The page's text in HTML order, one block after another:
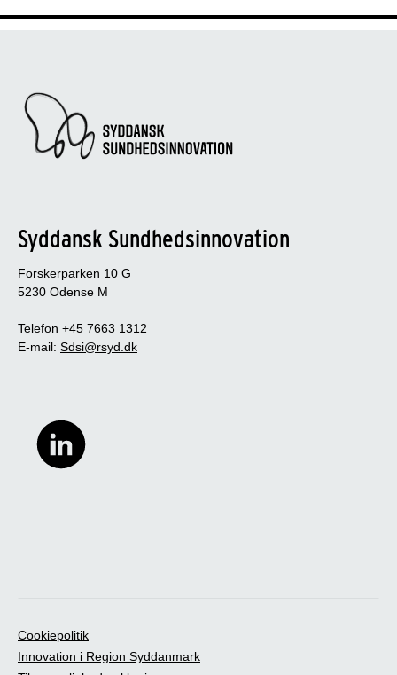
Syddansk Sundhedsinnovation
Forskerparken 10 G
5230 Odense M
Telefon +45 7663 1312
E-mail: Sdsi@rsyd.dk
Cookiepolitik
Innovation i Region Syddanmark